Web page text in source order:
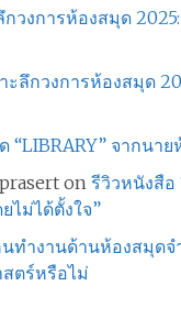
กวงการห้องสมุด
าะลึกวงการห้องสมุด
“LIBRARY” จากนา
on รีวิวหนังสือ
ไม่ได้ตั้งใจ”
ทำงานด้านห้องสมุดจ
ตร์หรือไม่